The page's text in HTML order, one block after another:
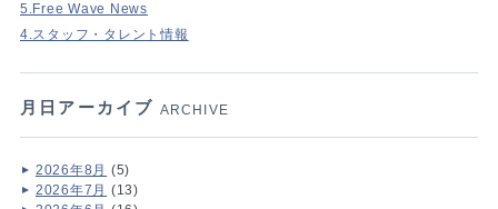
5.Free Wave News
4.スタッフ・タレント情報
月日アーカイブ ARCHIVE
2026年8月 (5)
2026年7月 (13)